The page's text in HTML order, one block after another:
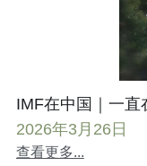
IMF在中国｜一直
2026年3月26日
查看更多...